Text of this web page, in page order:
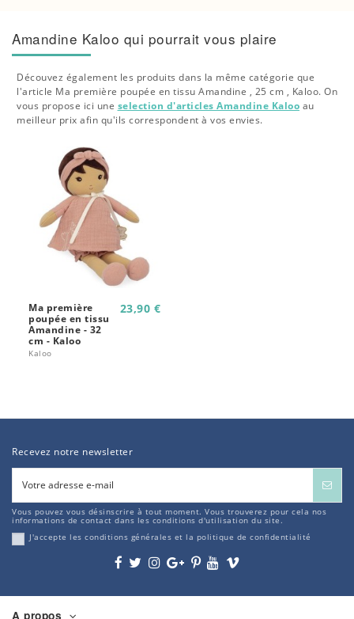
Amandine Kaloo qui pourrait vous plaire
Découvez également les produits dans la même catégorie que
l'article Ma première poupée en tissu Amandine , 25 cm , Kaloo. On
vous propose ici une selection d'articles Amandine Kaloo au
meilleur prix afin qu'ils correspondent à vos envies.
Ma première
poupée en tissu
Amandine - 32
cm - Kaloo
Kaloo
23,90 €
Recevez notre newsletter
Vous pouvez vous désinscrire à tout moment. Vous trouverez pour cela nos
informations de contact dans les conditions d'utilisation du site.
J'accepte les conditions générales et la politique de confidentialité
A propos